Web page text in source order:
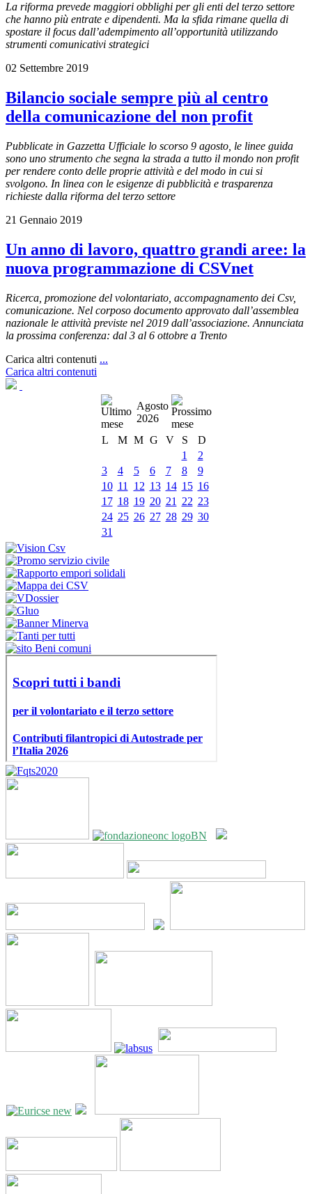
La riforma prevede maggiori obblighi per gli enti del terzo settore
che hanno più entrate e dipendenti. Ma la sfida rimane quella di
spostare il focus dall’adempimento all’opportunità utilizzando
strumenti comunicativi strategici
02 Settembre 2019
Bilancio sociale sempre più al centro
della comunicazione del non profit
Pubblicate in Gazzetta Ufficiale lo scorso 9 agosto, le linee guida
sono uno strumento che segna la strada a tutto il mondo non profit
per rendere conto delle proprie attività e del modo in cui si
svolgono. In linea con le esigenze di pubblicità e trasparenza
richieste dalla riforma del terzo settore
21 Gennaio 2019
Un anno di lavoro, quattro grandi aree: la
nuova programmazione di CSVnet
Ricerca, promozione del volontariato, accompagnamento dei Csv,
comunicazione. Nel corposo documento approvato dall’assemblea
nazionale le attività previste nel 2019 dall’associazione. Annunciata
la prossima conferenza: dal 3 al 6 ottobre a Trento
Carica altri contenuti ...
Carica altri contenuti
Agosto
2026
L
M M G V S
D
1
2
3
4 5 6 7 8
9
10 11 12 13 14 15 16
17 18 19 20 21 22 23
24 25 26 27 28 29 30
31